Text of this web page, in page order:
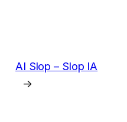
AI Slop – Slop IA
→